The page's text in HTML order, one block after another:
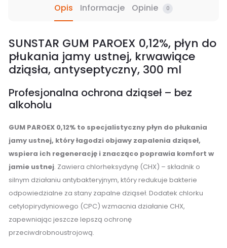
Opis Informacje Opinie 0
SUNSTAR GUM PAROEX 0,12%, płyn do
płukania jamy ustnej, krwawiące
dziąsła, antyseptyczny, 300 ml
Profesjonalna ochrona dziąseł – bez
alkoholu
GUM PAROEX 0,12% to specjalistyczny płyn do płukania
jamy ustnej, który łagodzi objawy zapalenia dziąseł,
wspiera ich regenerację i znacząco poprawia komfort w
jamie ustnej. Zawiera chlorheksydynę (CHX) – składnik o
silnym działaniu antybakteryjnym, który redukuje bakterie
odpowiedzialne za stany zapalne dziąseł. Dodatek chlorku
cetylopirydyniowego (CPC) wzmacnia działanie CHX,
zapewniając jeszcze lepszą ochronę
przeciwdrobnoustrojową.